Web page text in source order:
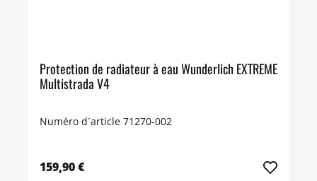
Protection de radiateur à eau Wunderlich EXTREME
Multistrada V4
Numéro d´article 71270-002
159,90 €